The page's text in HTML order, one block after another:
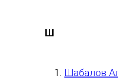
Ш
Шабалов